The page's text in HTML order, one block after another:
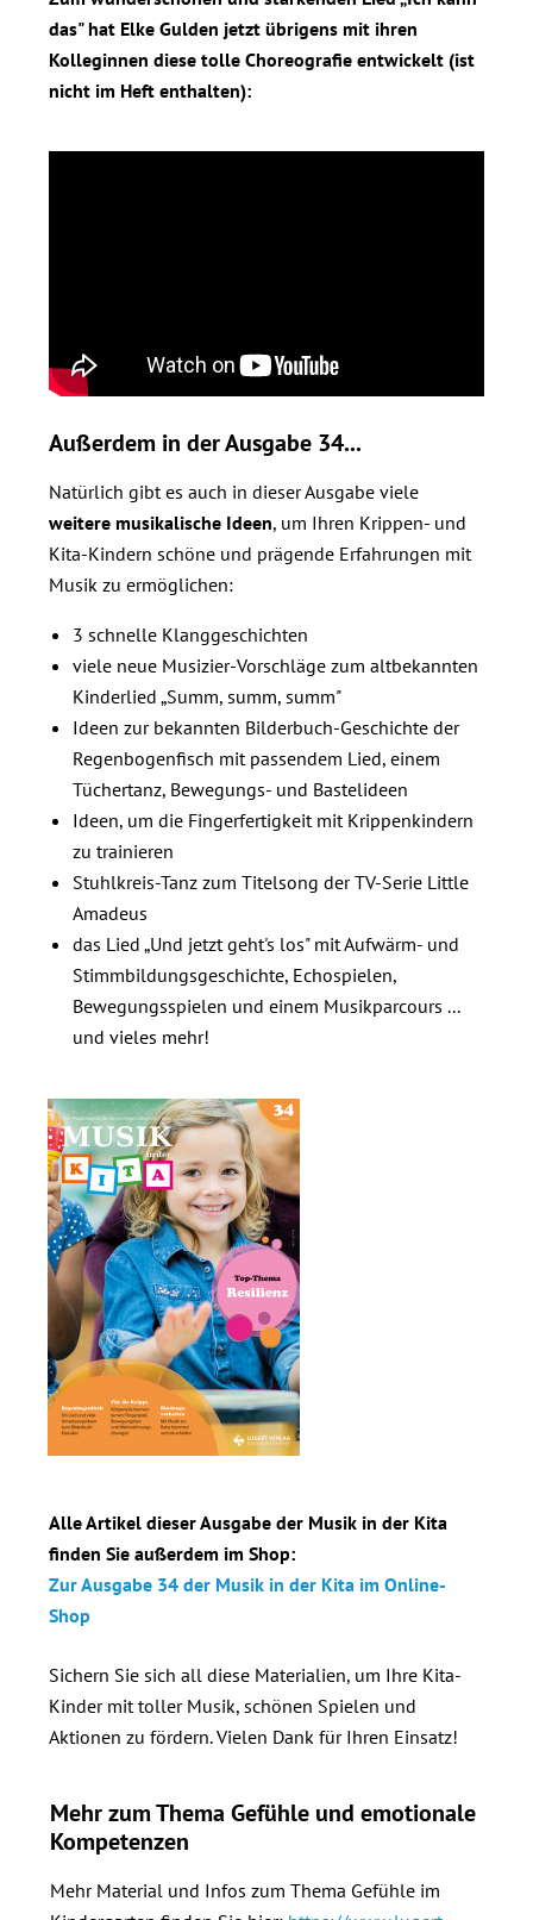
das" hat Elke Gulden jetzt übrigens mit ihren
Kolleginnen diese tolle Choreografie entwickelt (ist
nicht im Heft enthalten):
Außerdem in der Ausgabe 34...
Natürlich gibt es auch in dieser Ausgabe viele
weitere musikalische Ideen, um Ihren Krippen- und
Kita-Kindern schöne und prägende Erfahrungen mit
Musik zu ermöglichen:
3 schnelle Klanggeschichten
viele neue Musizier-Vorschläge zum altbekannten
Kinderlied „Summ, summ, summ"
Ideen zur bekannten Bilderbuch-Geschichte der
Regenbogenfisch mit passendem Lied, einem
Tüchertanz, Bewegungs- und Bastelideen
Ideen, um die Fingerfertigkeit mit Krippenkindern
zu trainieren
Stuhlkreis-Tanz zum Titelsong der TV-Serie Little
Amadeus
das Lied „Und jetzt geht's los" mit Aufwärm- und
Stimmbildungsgeschichte, Echospielen,
Bewegungsspielen und einem Musikparcours ...
und vieles mehr!
Alle Artikel dieser Ausgabe der Musik in der Kita
finden Sie außerdem im Shop:
Zur Ausgabe 34 der Musik in der Kita im Online-
Shop
Sichern Sie sich all diese Materialien, um Ihre Kita-
Kinder mit toller Musik, schönen Spielen und
Aktionen zu fördern. Vielen Dank für Ihren Einsatz!
Mehr zum Thema Gefühle und emotionale
Kompetenzen
Mehr Material und Infos zum Thema Gefühle im